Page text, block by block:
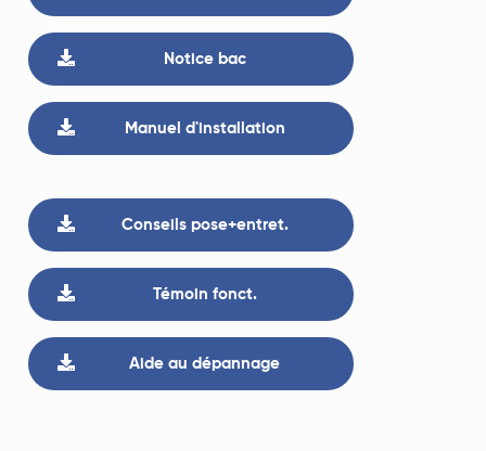
Notice bac
Manuel d'installation
Conseils pose+entret.
Témoin fonct.
Aide au dépannage